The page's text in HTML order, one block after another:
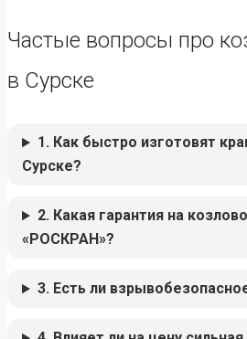
Частые вопросы про
в Сурске
1. Как быстро изготовят
Сурске?
2. Какая гарантия на
«РОСКРАН»?
3. Есть ли